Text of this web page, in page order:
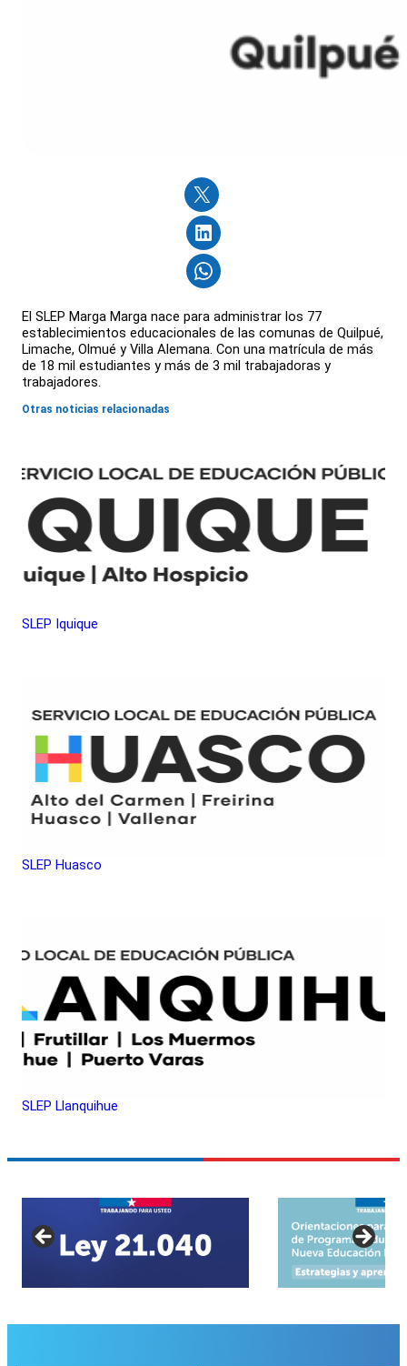
El SLEP Marga Marga nace para administrar los 77
establecimientos educacionales de las comunas de Quilpué,
Limache, Olmué y Villa Alemana. Con una matrícula de más
de 18 mil estudiantes y más de 3 mil trabajadoras y
trabajadores.
Otras noticias relacionadas
SLEP Iquique
SLEP Huasco
SLEP Llanquihue